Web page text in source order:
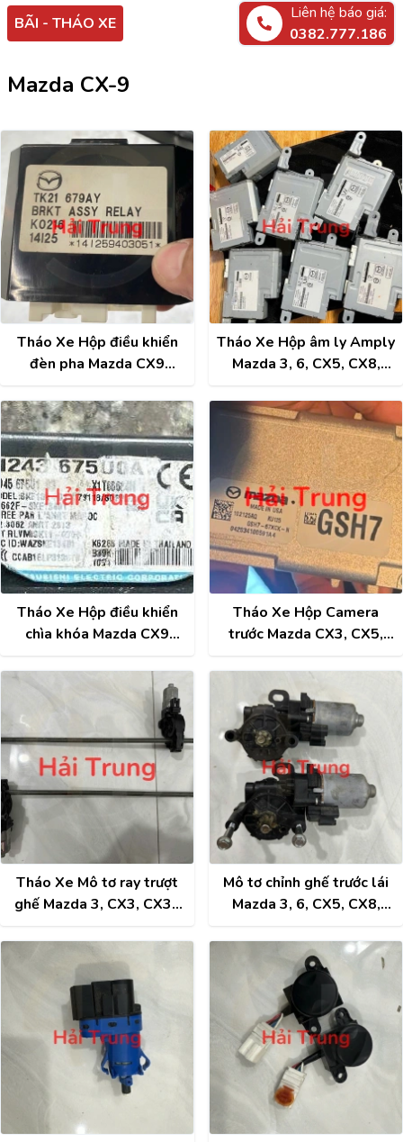
BÃI - THÁO XE
Liên hệ báo giá:
0382.777.186
Mazda CX-9
Tháo Xe Hộp điều khiển
đèn pha Mazda CX9
Tháo Xe Hộp âm ly Amply
Mazda 3, 6, CX5, CX8,
KC0T66DRXA
KF2P66DRXB
BALR66DRXA
Tháo Xe Hộp điều khiển
chìa khóa Mazda CX9
Tháo Xe Hộp Camera
trước Mazda CX3, CX5,
Tháo Xe Mô tơ ray trượt
ghế Mazda 3, CX3, CX30
Mô tơ chỉnh ghế trước lái
Mazda 3, 6, CX5, CX8,
43944010290